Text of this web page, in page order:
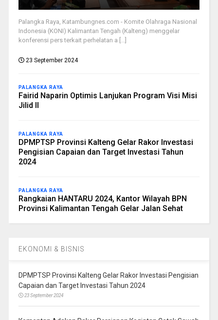
Palangka Raya, Katambungnes.com - Komite Olahraga Nasional
Indonesia (KONI) Kalimantan Tengah (Kalteng) menggelar
konferensi pers terkait perhelatan a [...]
23 September 2024
PALANGKA RAYA
Fairid Naparin Optimis Lanjukan Program Visi Misi
Jilid II
PALANGKA RAYA
DPMPTSP Provinsi Kalteng Gelar Rakor Investasi
Pengisian Capaian dan Target Investasi Tahun
2024
PALANGKA RAYA
Rangkaian HANTARU 2024, Kantor Wilayah BPN
Provinsi Kalimantan Tengah Gelar Jalan Sehat
EKONOMI & BISNIS
DPMPTSP Provinsi Kalteng Gelar Rakor Investasi Pengisian
Capaian dan Target Investasi Tahun 2024
23 September 2024